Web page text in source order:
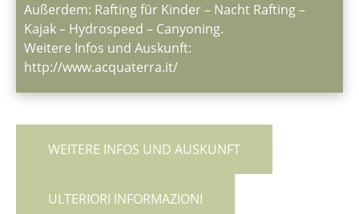
Außerdem: Rafting für Kinder – Nacht Rafting –
Kajak – Hydrospeed – Canyoning.
Weitere Infos und Auskunft:
http://www.acquaterra.it/
WEITERE INFOS UND AUSKUNFT
ULTERIORI INFORMAZIONI